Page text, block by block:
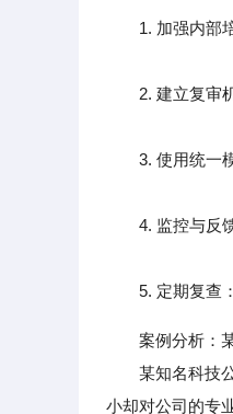
1. 加强内部
2. 建立复审机
3. 使用统一模
4. 监控与反馈
5. 定期复查：
案例分析：
某知名科技公
小却对公司的专